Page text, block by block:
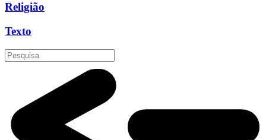
Religião
Texto